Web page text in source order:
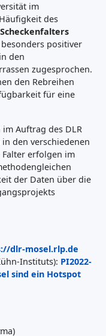
im
des
positiver
den
zugesprochen.
den Rebreihen
für eine
Auftrag des DLR
den verschiedenen
erfolgen im
der Daten über die
dlr-mosel.rlp.de
Instituts): PI2022-
sind ein Hotspot